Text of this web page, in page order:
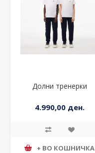
Долни тренерки
4.990,00 ден.
+ ВО КОШНИЧКА